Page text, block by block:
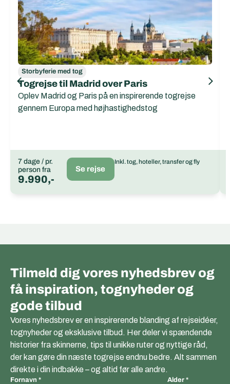
Storbyferie med tog
Togrejse til Madrid over Paris
Oplev Madrid og Paris på en inspirerende togrejse
gennem Europa med højhastighedstog
7 dage / pr.
person fra
9.990,-
Se rejse
Inkl. tog, hoteller, transfer og fly
Tilmeld dig vores nyhedsbrev og
få inspiration, tognyheder og
gode tilbud
Vores nyhedsbrev er en inspirerende blanding af rejseidéer,
tognyheder og eksklusive tilbud. Her deler vi spændende
historier fra skinnerne, tips til unikke ruter og nyttige råd,
der kan gøre din næste togrejse endnu bedre. Alt sammen
direkte i din indbakke – og altid før alle andre.
Fornavn Alder